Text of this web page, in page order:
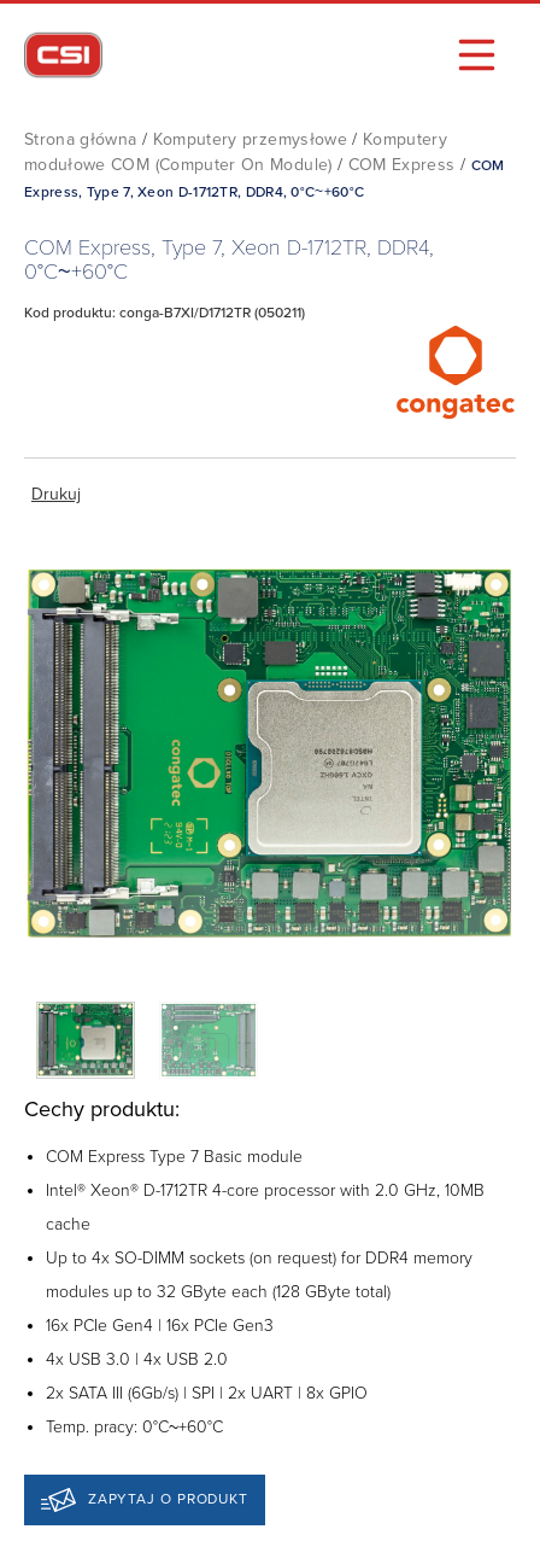
Strona główna / Komputery przemysłowe / Komputery
modułowe COM (Computer On Module) / COM Express / COM
Express, Type 7, Xeon D-1712TR, DDR4, 0°C~+60°C
COM Express, Type 7, Xeon D-1712TR, DDR4,
0°C~+60°C
Kod produktu: conga-B7XI/D1712TR (050211)
Drukuj
Cechy produktu:
COM Express Type 7 Basic module
Intel® Xeon® D-1712TR 4-core processor with 2.0 GHz, 10MB
cache
Up to 4x SO-DIMM sockets (on request) for DDR4 memory
modules up to 32 GByte each (128 GByte total)
16x PCIe Gen4 | 16x PCIe Gen3
4x USB 3.0 | 4x USB 2.0
2x SATA III (6Gb/s) | SPI | 2x UART | 8x GPIO
Temp. pracy: 0°C~+60°C
ZAPYTAJ O PRODUKT